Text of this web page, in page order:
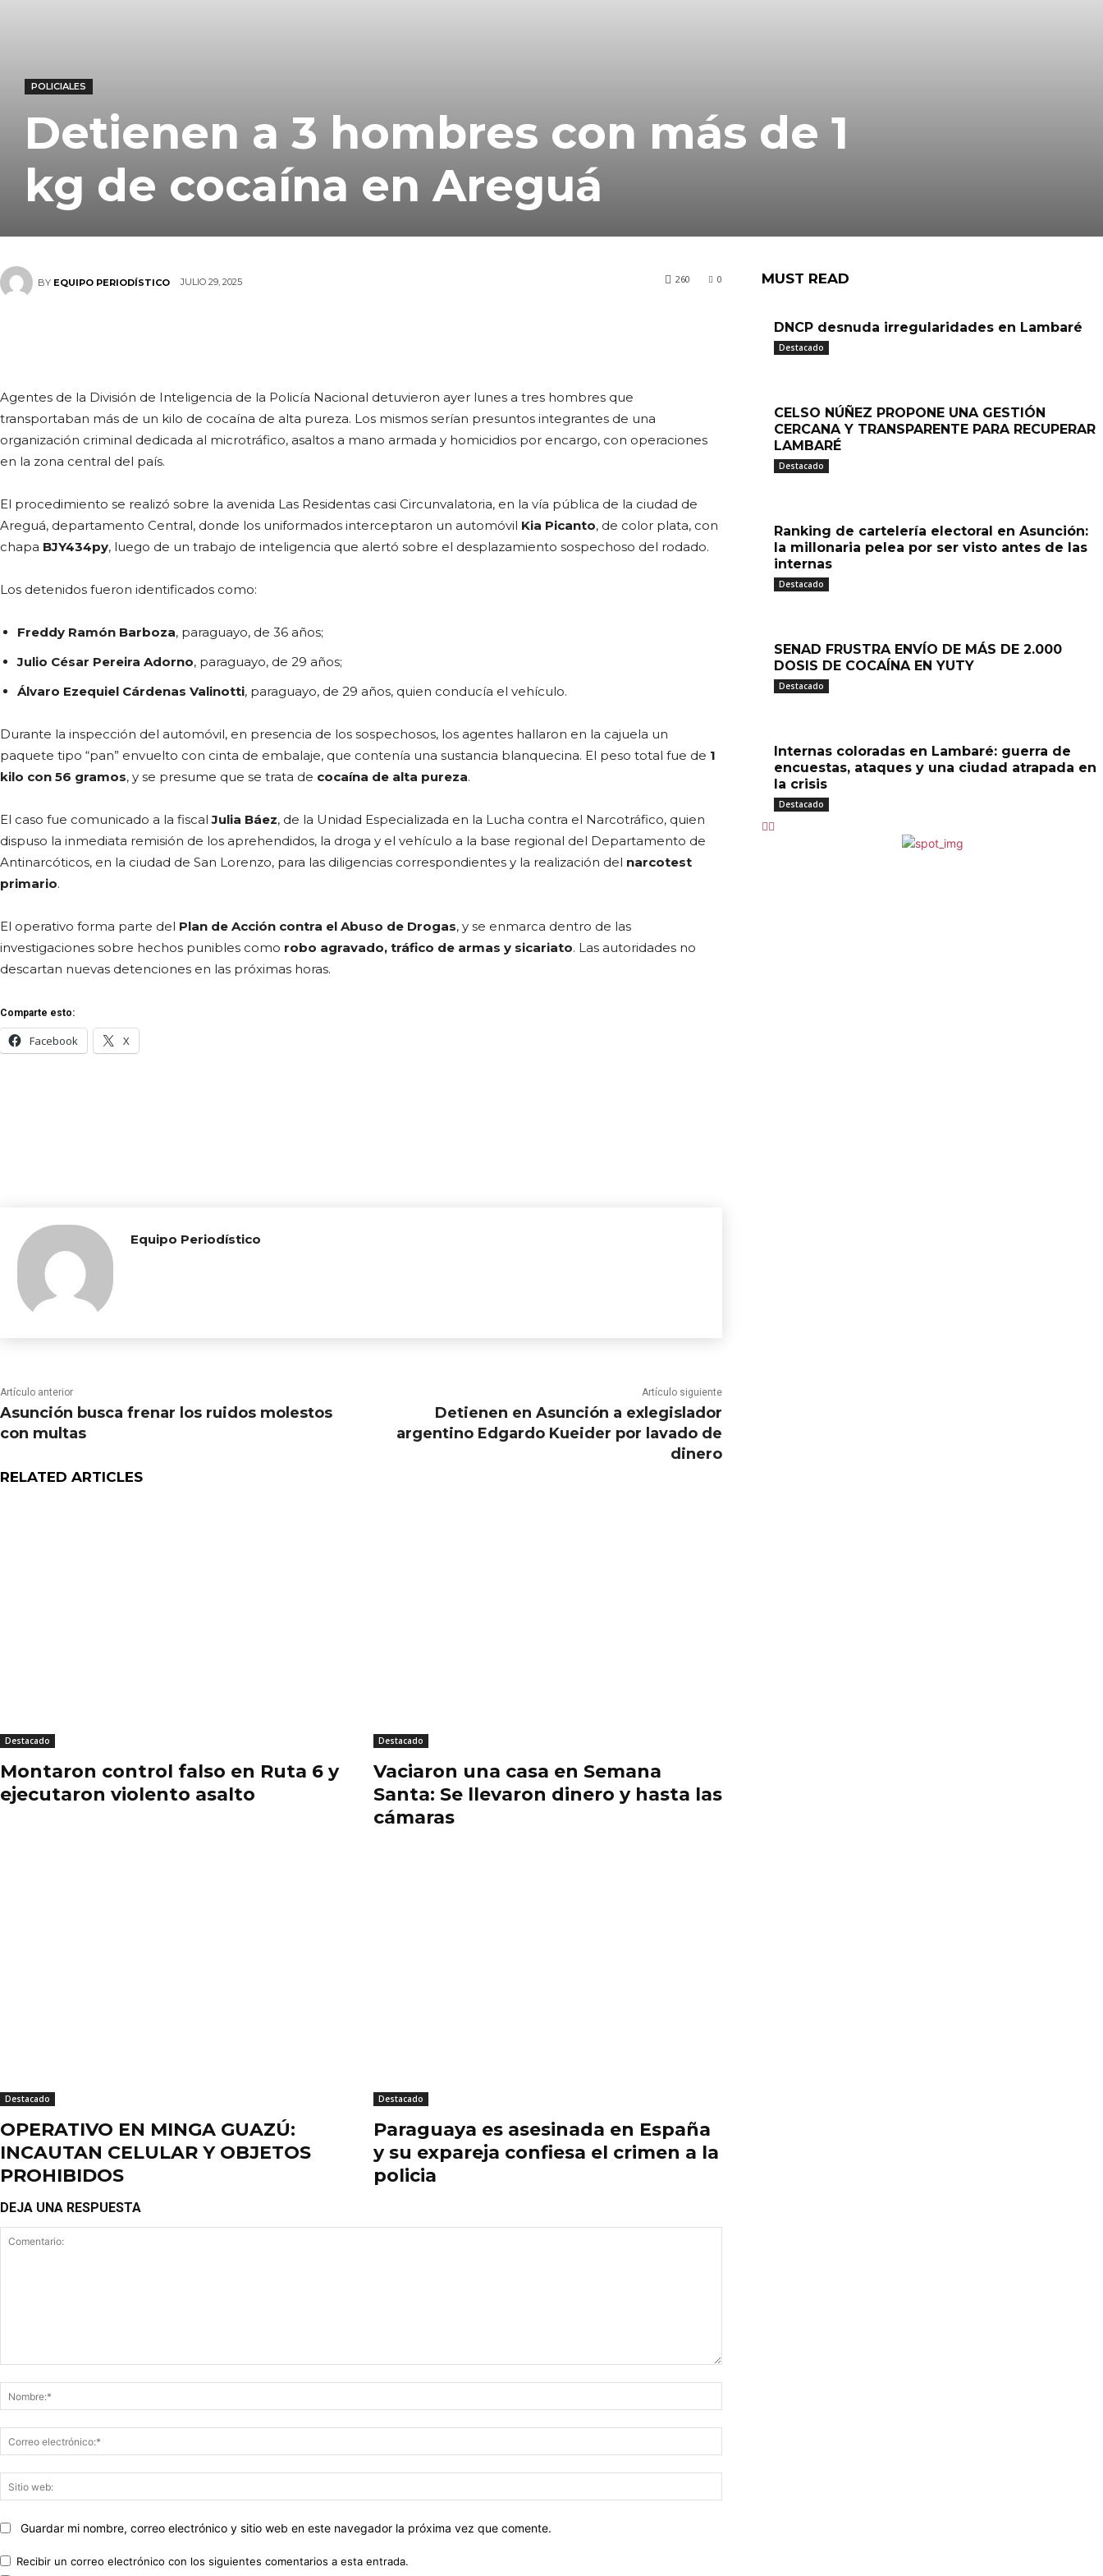
POLICIALES
Detienen a 3 hombres con más de 1
kg de cocaína en Areguá
BY EQUIPO PERIODÍSTICO JULIO 29, 2025 0
260
Agentes de la División de Inteligencia de la Policía Nacional detuvieron ayer lunes a tres hombres que
transportaban más de un kilo de cocaína de alta pureza. Los mismos serían presuntos integrantes de una
organización criminal dedicada al microtráfico, asaltos a mano armada y homicidios por encargo, con operaciones
en la zona central del país.
El procedimiento se realizó sobre la avenida Las Residentas casi Circunvalatoria, en la vía pública de la ciudad de
Areguá, departamento Central, donde los uniformados interceptaron un automóvil Kia Picanto, de color plata, con
chapa BJY434py, luego de un trabajo de inteligencia que alertó sobre el desplazamiento sospechoso del rodado.
Los detenidos fueron identificados como:
Freddy Ramón Barboza, paraguayo, de 36 años;
Julio César Pereira Adorno, paraguayo, de 29 años;
Álvaro Ezequiel Cárdenas Valinotti, paraguayo, de 29 años, quien conducía el vehículo.
Durante la inspección del automóvil, en presencia de los sospechosos, los agentes hallaron en la cajuela un
paquete tipo “pan” envuelto con cinta de embalaje, que contenía una sustancia blanquecina. El peso total fue de 1
kilo con 56 gramos, y se presume que se trata de cocaína de alta pureza.
El caso fue comunicado a la fiscalJulia Báez, de la Unidad Especializada en la Lucha contra el Narcotráfico, quien
dispuso la inmediata remisión de los aprehendidos, la droga y el vehículo a la base regional del Departamento de
Antinarcóticos, en la ciudad de San Lorenzo, para las diligencias correspondientes y la realización del narcotest
primario.
El operativo forma parte del Plan de Acción contra el Abuso de Drogas, y se enmarca dentro de las
investigaciones sobre hechos punibles como robo agravado, tráfico de armas y sicariato. Las autoridades no
descartan nuevas detenciones en las próximas horas.
Comparte esto:
Facebook X
Equipo Periodístico
Artículo anterior
Asunción busca frenar los ruidos molestos
con multas
Artículo siguiente
Detienen en Asunción a exlegislador
argentino Edgardo Kueider por lavado de
dinero
RELATED ARTICLES
Destacado
Montaron control falso en Ruta 6 y
ejecutaron violento asalto
Destacado
Vaciaron una casa en Semana
Santa: Se llevaron dinero y hasta las
cámaras
Destacado
OPERATIVO EN MINGA GUAZÚ:
INCAUTAN CELULAR Y OBJETOS
PROHIBIDOS
Destacado
Paraguaya es asesinada en España
y su expareja confiesa el crimen a la
policia
DEJA UNA RESPUESTA
electrónico:*
web:
Guardar mi nombre, correo electrónico y sitio web en este navegador la próxima vez que comente.
Recibir un correo electrónico con los siguientes comentarios a esta entrada.
MUST READ
DNCP desnuda irregularidades en Lambaré
Destacado
CELSO NÚÑEZ PROPONE UNA GESTIÓN
CERCANA Y TRANSPARENTE PARA RECUPERAR
LAMBARÉ
Destacado
Ranking de cartelería electoral en Asunción:
la millonaria pelea por ser visto antes de las
internas
Destacado
SENAD FRUSTRA ENVÍO DE MÁS DE 2.000
DOSIS DE COCAÍNA EN YUTY
Destacado
Internas coloradas en Lambaré: guerra de
encuestas, ataques y una ciudad atrapada en
la crisis
Destacado